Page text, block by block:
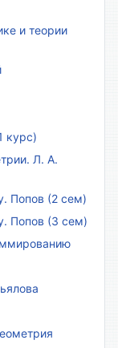
и теории
курс)
Л. А.
Попов (2 сем)
Попов (3 сем)